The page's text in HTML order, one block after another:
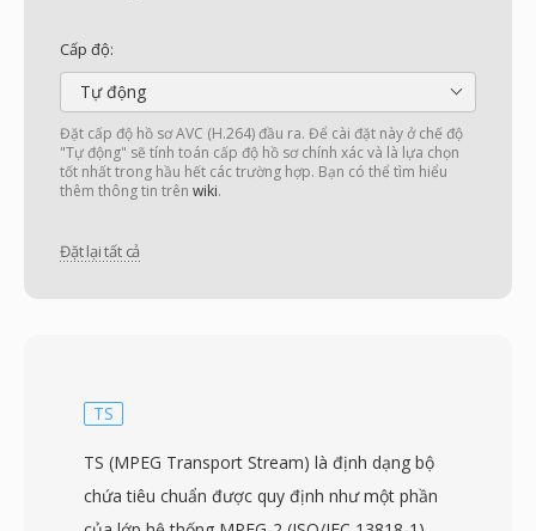
Cấp độ:
Tự động
Đặt cấp độ hồ sơ AVC (H.264) đầu ra. Để cài đặt này ở chế độ
"Tự động" sẽ tính toán cấp độ hồ sơ chính xác và là lựa chọn
tốt nhất trong hầu hết các trường hợp. Bạn có thể tìm hiểu
thêm thông tin trên wiki.
Đặt lại tất cả
TS
TS (MPEG Transport Stream) là định dạng bộ
chứa tiêu chuẩn được quy định như một phần